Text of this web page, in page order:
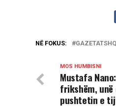
NË FOKUS:
MOS HUMBISNI
Mustafa
frikshëm,
pushtetin e tij